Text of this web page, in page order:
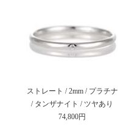
ストレート / 2mm / プラチナ
/ タンザナイト / ツヤあり
74,800円